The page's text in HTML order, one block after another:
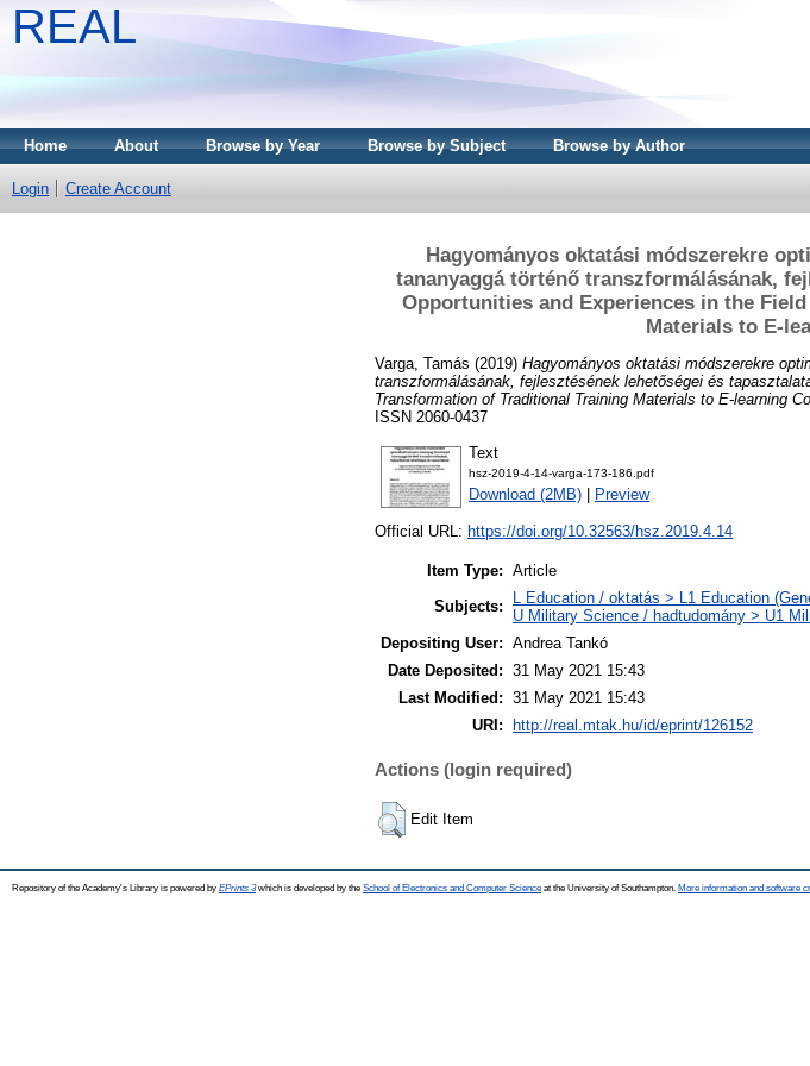
REAL
Home About Browse by Year Browse by Subject Browse by Author
Login Create Account
Hagyományos oktatási módszerekre
tananyaggá történő transzformálásának,
Opportunities and Experiences in the
Materials to E-
Varga, Tamás (2019) Hagyományos oktatási módszerekre
transzformálásának, fejlesztésének lehetőségei és
Transformation of Traditional Training Materials to E-learning
ISSN 2060-0437
Text
hsz-2019-4-14-varga-173-186.pdf
Download (2MB) Preview
Official URL: https://doi.org/10.32563/hsz.2019.4.14
Item Type: Article
Subjects:
L Education / oktatás > L1 Education
U Military Science / hadtudomány > U1
Depositing User: Andrea Tankó
Date Deposited: 31 May 2021 15:43
Last Modified: 31 May 2021 15:43
URI:
http://real.mtak.hu/id/eprint/126152
Actions (login required)
Edit Item
Repository of the Academy's Library is powered by EPrints 3which is developed by the School of Electronics and Computer Science at the University of Southampton. More information and software